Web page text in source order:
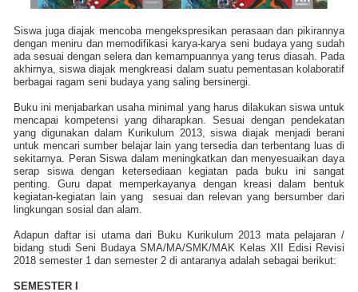
Siswa juga diajak mencoba mengekspresikan perasaan dan pikirannya
dengan meniru dan memodifikasi karya-karya seni budaya yang sudah
ada sesuai dengan selera dan kemampuannya yang terus diasah. Pada
akhirnya, siswa diajak mengkreasi dalam suatu pementasan kolaboratif
berbagai ragam seni budaya yang saling bersinergi.
Buku ini menjabarkan usaha minimal yang harus dilakukan siswa untuk
mencapai kompetensi yang diharapkan. Sesuai dengan pendekatan
yang digunakan dalam Kurikulum 2013, siswa diajak menjadi berani
untuk mencari sumber belajar lain yang tersedia dan terbentang luas di
sekitarnya. Peran Siswa dalam meningkatkan dan menyesuaikan daya
serap siswa dengan ketersediaan kegiatan pada buku ini sangat
penting. Guru dapat memperkayanya dengan kreasi dalam bentuk
kegiatan-kegiatan lain yang
sesuai dan relevan yang bersumber dari
lingkungan sosial dan alam.
Adapun daftar isi utama dari Buku Kurikulum 2013 mata pelajaran /
bidang studi Seni Budaya SMA/MA/SMK/MAK Kelas XII Edisi Revisi
2018 semester 1 dan semester 2 di antaranya adalah sebagai berikut:
SEMESTER I